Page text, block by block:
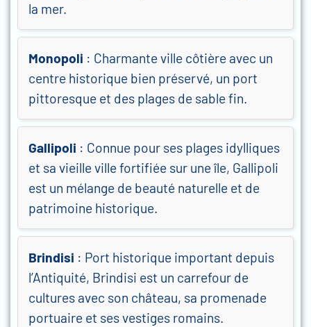
la mer.
Monopoli : Charmante ville côtière avec un
centre historique bien préservé, un port
pittoresque et des plages de sable fin.
Gallipoli : Connue pour ses plages idylliques
et sa vieille ville fortifiée sur une île, Gallipoli
est un mélange de beauté naturelle et de
patrimoine historique.
Brindisi : Port historique important depuis
l’Antiquité, Brindisi est un carrefour de
cultures avec son château, sa promenade
portuaire et ses vestiges romains.